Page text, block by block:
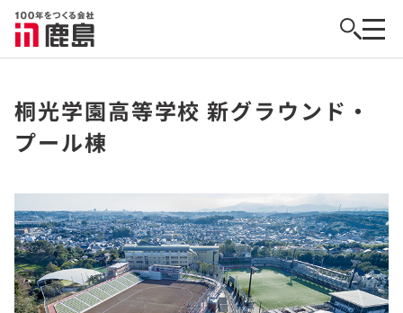
桐光学園高等学校 新グラウンド・
プール棟